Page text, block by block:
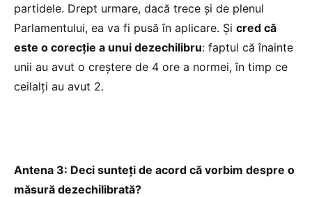
partidele. Drept urmare, dacă trece și de plenul
Parlamentului, ea va fi pusă în aplicare. Și cred că
este o corecție a unui dezechilibru: faptul că înainte
unii au avut o creștere de 4 ore a normei, în timp ce
ceilalți au avut 2.
Antena 3: Deci sunteți de acord că vorbim despre o
măsură dezechilibrată?